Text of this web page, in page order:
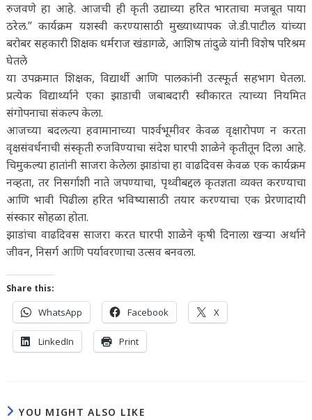
रुजवणे हा आहे. आजची ही कृती उद्याच्या हरित भारताचा मजबूत पाया
ठरेल.” कार्यक्रम यशस्वी करण्यासाठी मुख्याध्यापक जे.डी.पाटील यांच्या
बरोबर सहकारी शिक्षक धर्मराज खंडागळे, आशिष तांदुळे यांनी विशेष परिश्रम
घेतले
या उपक्रमात शिक्षक, विद्यार्थी आणि पालकांनी उत्स्फूर्त सहभाग घेतला.
प्रत्येक विद्यार्थ्याने एका झाडाची जबाबदारी स्वीकारत त्याच्या नियमित
संगोपनाचा संकल्प केला.
आजच्या बदलत्या हवामानाच्या पार्श्वभूमीवर केवळ वृक्षारोपण न करता
वृक्षसंवर्धनाची संस्कृती रुजविण्याचा संदेश घारपी शाळेने कृतीतून दिला आहे.
चिमुकल्या हातांनी साजरा केलेला झाडांचा हा वाढदिवस केवळ एक कार्यक्रम
नव्हता, तर निसर्गाशी नाते जपण्याचा, पृथ्वीबद्दल कृतज्ञता व्यक्त करण्याचा
आणि भावी पिढीला हरित भविष्यासाठी तयार करण्याचा एक प्रेरणादायी
संस्कार सोहळा होता.
झाडांचा वाढदिवस साजरा करत घारपी शाळेने कृषी दिनाला खऱ्या अर्थाने
जीवन, निसर्ग आणि पर्यावरणाचा उत्सव बनवला.
Share this:
WhatsApp Facebook X
LinkedIn Print
YOU MIGHT ALSO LIKE